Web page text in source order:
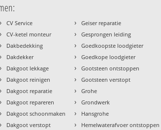
› CV Service
› CV-ketel monteur
› Dakbedekking
› Dakdekker
› Dakgoot lekkage
› Dakgoot reinigen
› Dakgoot reparatie
› Dakgoot repareren
› Dakgoot schoonmaken
› Dakgoot verstopt
› Geiser reparatie
› Gesprongen leiding
› Goedkoopste loodgieter
› Goedkope loodgieter
› Gootsteen ontstoppen
› Gootsteen verstopt
› Grohe
› Grondwerk
› Hansgrohe
› Hemelwaterafvoer ontstoppen